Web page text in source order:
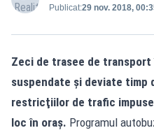
Publicat:29 nov. 2018,
Zeci de trasee de transport
suspendate şi deviate timp
restricţiilor de trafic
loc în oraş. Programul